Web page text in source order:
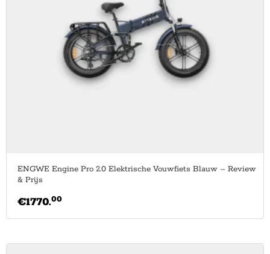
ENGWE Engine Pro 2.0 Elektrische Vouwfiets Blauw – Review
& Prijs
€1770.00